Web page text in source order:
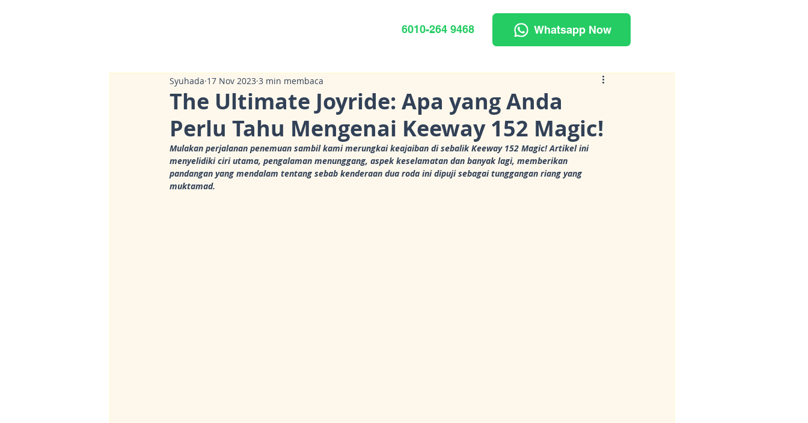
6010-264 9468 Whatsapp Now
The Ultimate Joyride: Apa yang Anda
Perlu Tahu Mengenai Keeway 152 Magic!
Syuhada 17 Nov 2023 3 min membaca
Mulakan perjalanan penemuan sambil kami merungkai keajaiban di sebalik Keeway 152 Magic! Artikel ini
menyelidiki ciri utama, pengalaman menunggang, aspek keselamatan dan banyak lagi, memberikan
pandangan yang mendalam tentang sebab kenderaan dua roda ini dipuji sebagai tunggangan riang yang
muktamad.